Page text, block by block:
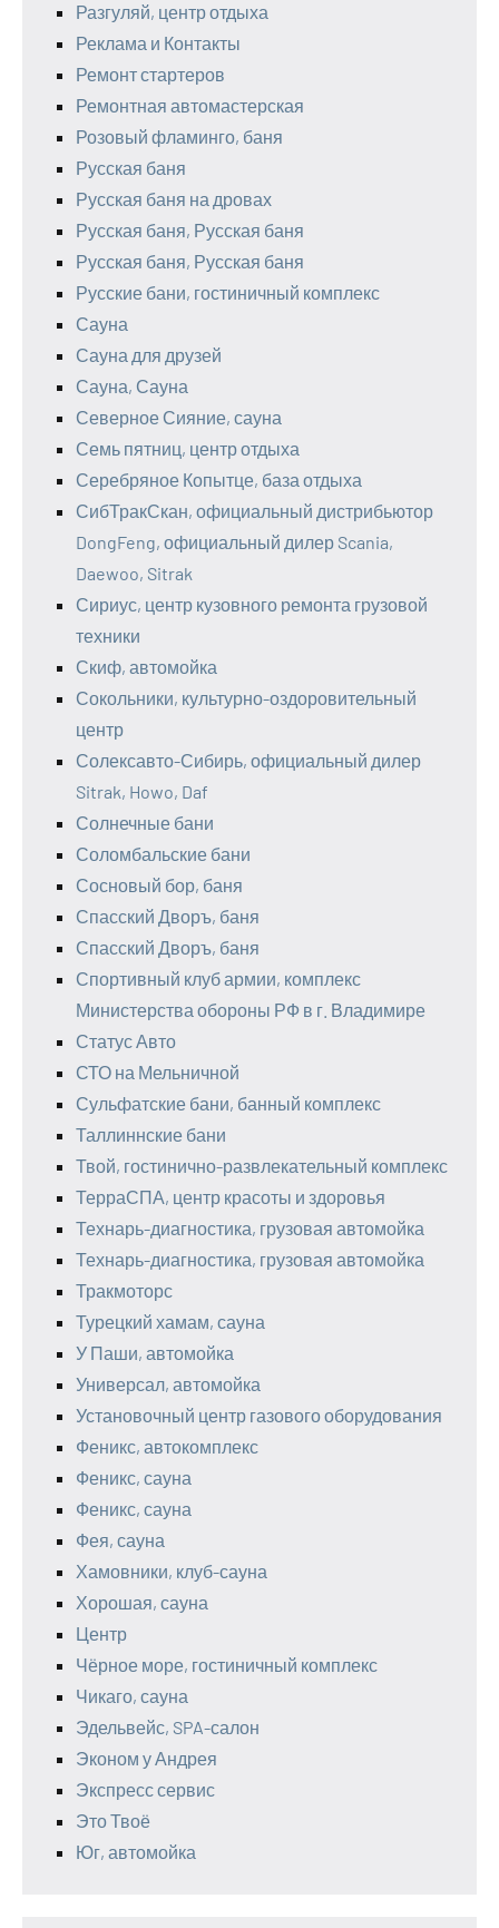
Разгуляй, центр отдыха
Реклама и Контакты
Ремонт стартеров
Ремонтная автомастерская
Розовый фламинго, баня
Русская баня
Русская баня на дровах
Русская баня, Русская баня
Русская баня, Русская баня
Русские бани, гостиничный комплекс
Сауна
Сауна для друзей
Сауна, Сауна
Северное Сияние, сауна
Семь пятниц, центр отдыха
Серебряное Копытце, база отдыха
СибТракСкан, официальный дистрибьютор
DongFeng, официальный дилер Scania,
Daewoo, Sitrak
Сириус, центр кузовного ремонта грузовой
техники
Скиф, автомойка
Сокольники, культурно-оздоровительный
центр
Солексавто-Сибирь, официальный дилер
Sitrak, Howo, Daf
Солнечные бани
Соломбальские бани
Сосновый бор, баня
Спасский Дворъ, баня
Спасский Дворъ, баня
Спортивный клуб армии, комплекс
Министерства обороны РФ в г. Владимире
Статус Авто
СТО на Мельничной
Сульфатские бани, банный комплекс
Таллиннские бани
Твой, гостинично-развлекательный комплекс
ТерраСПА, центр красоты и здоровья
Технарь-диагностика, грузовая автомойка
Технарь-диагностика, грузовая автомойка
Тракмоторс
Турецкий хамам, сауна
У Паши, автомойка
Универсал, автомойка
Установочный центр газового оборудования
Феникс, автокомплекс
Феникс, сауна
Феникс, сауна
Фея, сауна
Хамовники, клуб-сауна
Хорошая, сауна
Центр
Чёрное море, гостиничный комплекс
Чикаго, сауна
Эдельвейс, SPA-салон
Эконом у Андрея
Экспресс сервис
Это Твоё
Юг, автомойка